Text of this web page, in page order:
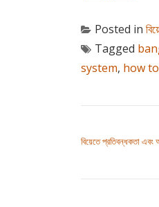
Posted in
Tagged
system, how
বিয়েতে প্রতিবন্ধকতা এবং